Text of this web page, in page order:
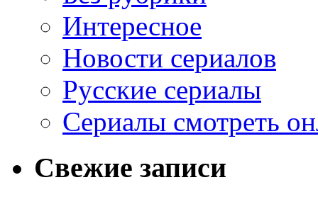
Интересное
Новости сериалов
Русские сериалы
Сериалы смотреть
Свежие записи